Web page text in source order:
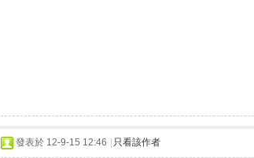
發表於 12-9-15 12:46 只看該作者